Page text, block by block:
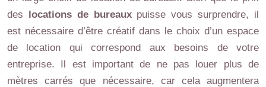
des locations de bureaux puisse vous surprendre, il
est nécessaire d’être créatif dans le choix d’un espace
de location qui correspond aux besoins de votre
entreprise. Il est important de ne pas louer plus de
mètres carrés que nécessaire, car cela augmentera